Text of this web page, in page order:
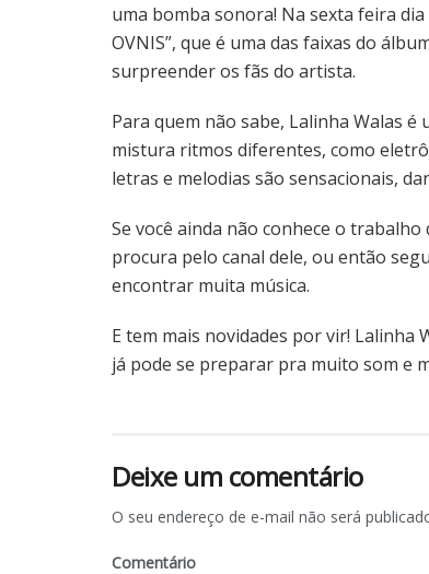
uma bomba sonora! Na sexta feira dia
OVNIS”, que é uma das faixas do
surpreender os fãs do artista.
Para quem não sabe, Lalinha Walas
mistura ritmos diferentes, como
letras e melodias são sensacionais,
Se você ainda não conhece o
procura pelo canal dele, ou então
encontrar muita música.
E tem mais novidades por vir!
já pode se preparar pra muito som e
Deixe um comentário
O seu endereço de e-mail não será
Comentário